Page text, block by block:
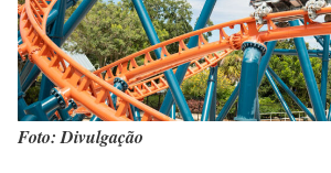
Foto: Divulgação